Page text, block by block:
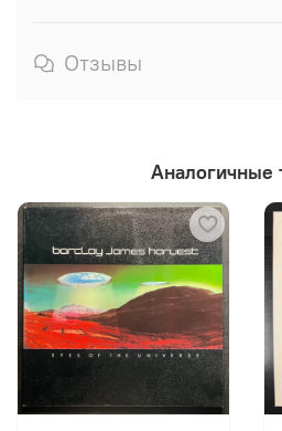
Отзывы
Аналогичные